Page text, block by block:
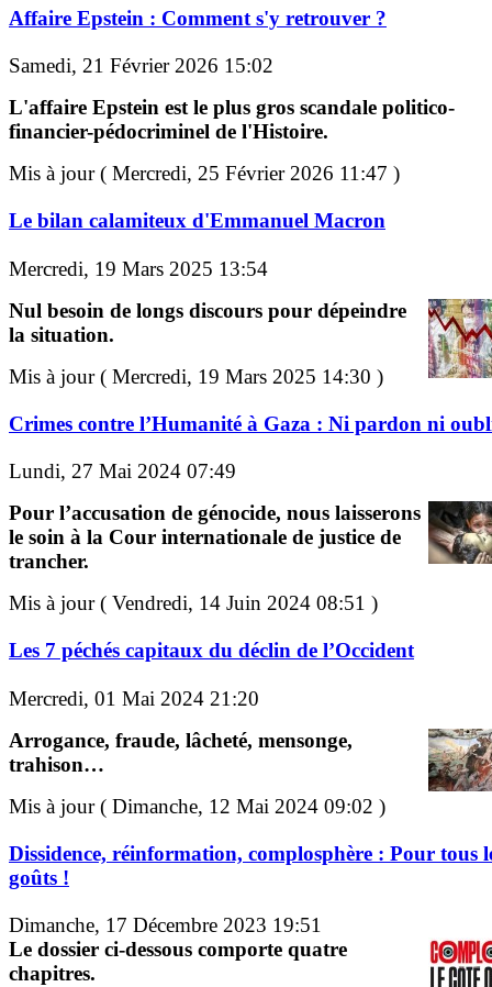
Affaire Epstein : Comment s'y retrouver ?
Samedi, 21 Février 2026 15:02
L'affaire Epstein est le plus gros scandale politico-
financier-pédocriminel de l'Histoire.
Mis à jour ( Mercredi, 25 Février 2026 11:47 )
Le bilan calamiteux d'Emmanuel Macron
Mercredi, 19 Mars 2025 13:54
Nul besoin de longs discours pour dépeindre
la situation.
Mis à jour ( Mercredi, 19 Mars 2025 14:30 )
Crimes contre l’Humanité à Gaza : Ni pardon ni
Lundi, 27 Mai 2024 07:49
Pour l’accusation de génocide, nous laisserons
le soin à la Cour internationale de justice de
trancher.
Mis à jour ( Vendredi, 14 Juin 2024 08:51 )
Les 7 péchés capitaux du déclin de l’Occident
Mercredi, 01 Mai 2024 21:20
Arrogance, fraude, lâcheté, mensonge,
trahison…
Mis à jour ( Dimanche, 12 Mai 2024 09:02 )
Dissidence, réinformation, complosphère : Pour tous
goûts !
Dimanche, 17 Décembre 2023 19:51
Le dossier ci-dessous comporte quatre
chapitres.